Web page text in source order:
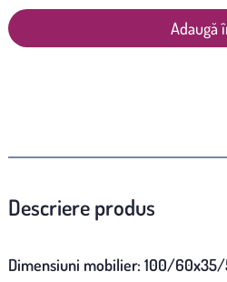
Adaugă
Descriere produs
Dimensiuni mobilier: 100/